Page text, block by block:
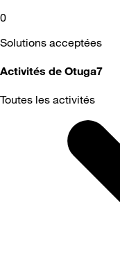
0
Solutions acceptées
Activités de Otuga7
Toutes les activités